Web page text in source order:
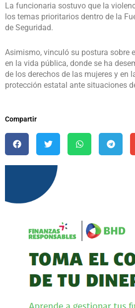
La funcionaria sostuvo que la
los temas prioritarios dentro de la
de Seguridad.
Asimismo, vinculó su postura sobre
en la vida pública, donde se ha
de los derechos de las mujeres y en
protección estatal ante situaciones
Compartir